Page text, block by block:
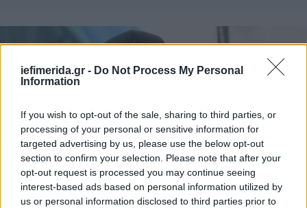
iefimerida.gr - Do Not Process My Personal
Information
If you wish to opt-out of the sale, sharing to third parties, or
processing of your personal or sensitive information for
targeted advertising by us, please use the below opt-out
section to confirm your selection. Please note that after your
opt-out request is processed you may continue seeing
interest-based ads based on personal information utilized by
us or personal information disclosed to third parties prior to
ΕΛΛΑΔΑ 08/10/2025 17:07